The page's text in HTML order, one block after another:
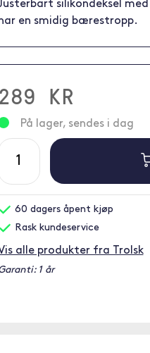
silikondeksel
har en smidig bærestropp.
289 KR
På lager, sendes i dag
60 dagers åpent kjøp
Rask kundeservice
alle produkter fra Trolsk
1 år